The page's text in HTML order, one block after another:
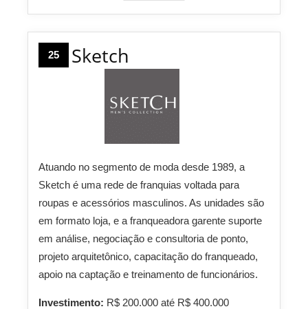
25 Sketch
Atuando no segmento de moda desde 1989, a
Sketch é uma rede de franquias voltada para
roupas e acessórios masculinos. As unidades são
em formato loja, e a franqueadora garente suporte
em análise, negociação e consultoria de ponto,
projeto arquitetônico, capacitação do franqueado,
apoio na captação e treinamento de funcionários.
Investimento: R$ 200.000 até R$ 400.000